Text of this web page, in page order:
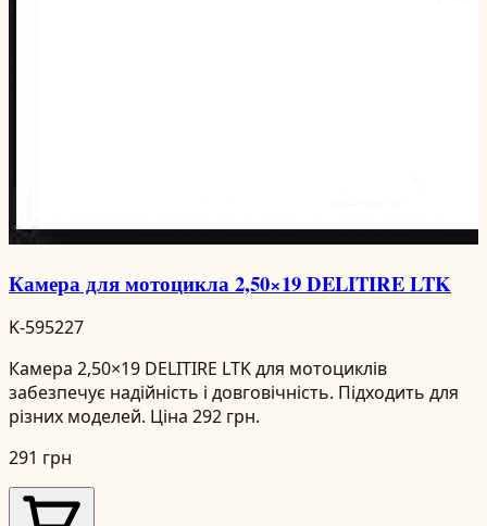
Камера для мотоцикла 2,50×19 DELITIRE LTK
K-595227
Камера 2,50×19 DELITIRE LTK для мотоциклів
забезпечує надійність і довговічність. Підходить для
різних моделей. Ціна 292 грн.
291 грн